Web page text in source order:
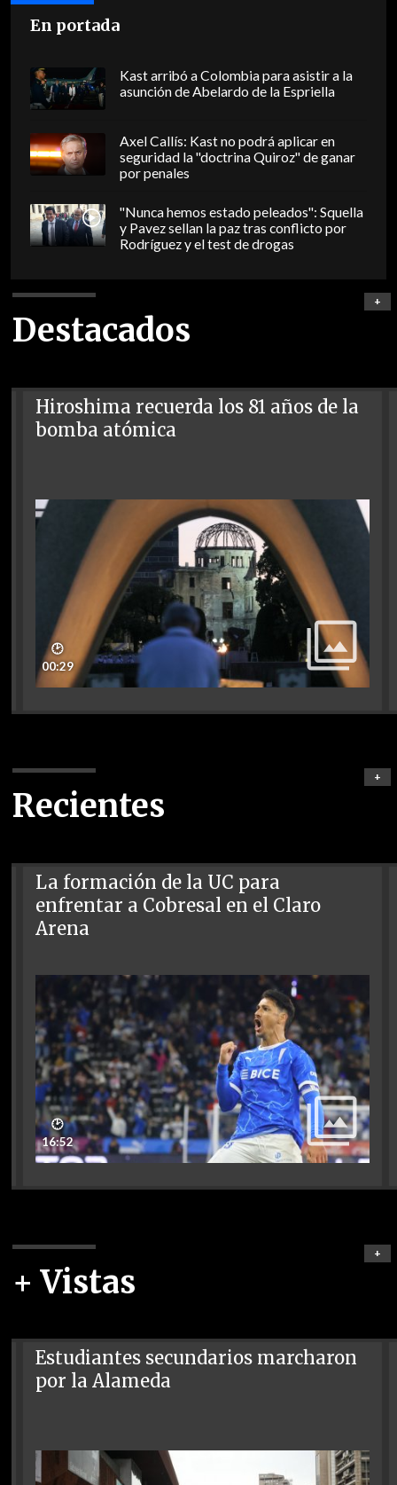
En portada
Kast arribó a Colombia para asistir a la
asunción de Abelardo de la Espriella
Axel Callís: Kast no podrá aplicar en
seguridad la "doctrina Quiroz" de ganar
por penales
"Nunca hemos estado peleados": Squella
y Pavez sellan la paz tras conflicto por
Rodríguez y el test de drogas
Destacados
+
Hiroshima recuerda los 81 años de la
bomba atómica
🕑
00:29
Recientes
+
La formación de la UC para
enfrentar a Cobresal en el Claro
Arena
🕑
16:52
+ Vistas
+
Estudiantes secundarios marcharon
por la Alameda